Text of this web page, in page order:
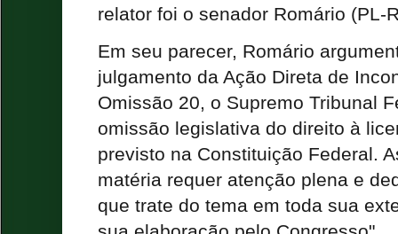
relator foi o senador Romário (PL-
Em seu parecer, Romário
julgamento da Ação Direta de
Omissão 20, o Supremo Tribunal
omissão legislativa do direito à
previsto na Constituição Federal.
matéria requer atenção plena e
que trate do tema em toda sua